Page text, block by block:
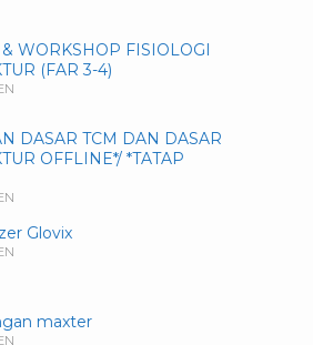
WORKSHOP FISIOLOGI
(FAR 3-4)
DASAR TCM DAN DASAR
OFFLINE*/ *TATAP
Glovix
maxter